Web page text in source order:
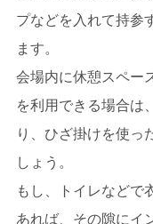
プなどを入れて持参
ます。
会場内に休憩スペー
を利用できる場合は
り、ひざ掛けを使っ
しょう。
もし、トイレなどで
あれば、その隙にイ